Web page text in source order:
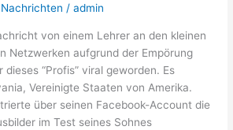
Nachrichten /admin
von einem Lehrer an den kleinen
Netzwerken aufgrund der Empörung
dieses “Profis” viral geworden. Es
Vereinigte Staaten von Amerika.
über seinen Facebook-Account die
im Test seines Sohnes